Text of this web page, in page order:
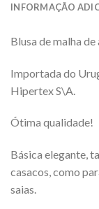
INFORMAÇÃO
Blusa de malha
Importada do
Hipertex S\A.
Ótima qualidade!
Básica elegante,
casacos, como
saias.